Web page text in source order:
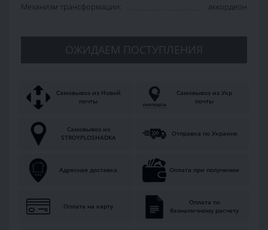
Механизм трансформации:
аккордеон
ОЖИДАЕМ ПОСТУПЛЕНИЯ
Самовывоз из Новой
почты
Самовывоз из Укр
почты
Самовывоз из
STROYPLOSHADKA
Отправка по Украине
Адресная доставка Оплата при получении
Оплата на карту
Оплата по
безналичному расчету